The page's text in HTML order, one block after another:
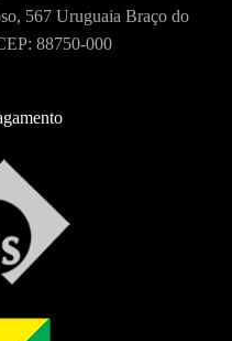
567 Uruguaia Braço do
88750-000